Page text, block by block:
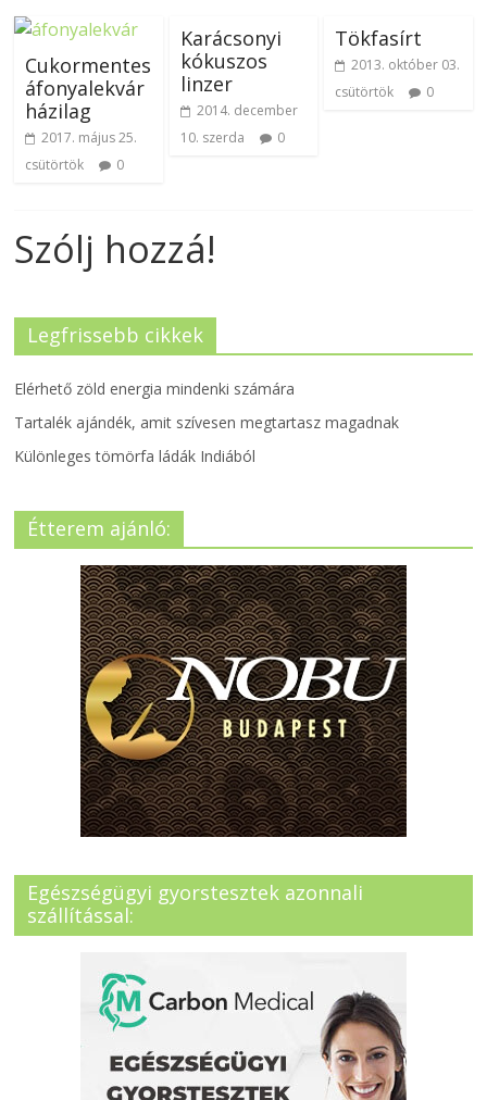
Cukormentes
áfonyalekvár
házilag
2017. május 25.
csütörtök
0
Karácsonyi
kókuszos
linzer
2014. december
10. szerda
0
Tökfasírt
2013. október 03.
csütörtök
0
Szólj hozzá!
Legfrissebb cikkek
Elérhető zöld energia mindenki számára
Tartalék ajándék, amit szívesen megtartasz magadnak
Különleges tömörfa ládák Indiából
Étterem ajánló:
Egészségügyi gyorstesztek azonnali
szállítással: